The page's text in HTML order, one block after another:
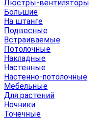
Люстры-вентиляторы
Большие
На штанге
Подвесные
Встраиваемые
Потолочные
Накладные
Настенные
Настенно-потолочные
Мебельные
Для растений
Ночники
Точечные